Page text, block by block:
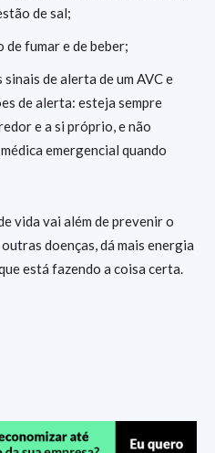
de sal;
fumar e de beber;
de alerta de um AVC e
de alerta: esteja sempre
e a si próprio, e não
emergencial quando
vida vai além de prevenir o
doenças, dá mais energia
está fazendo a coisa certa.